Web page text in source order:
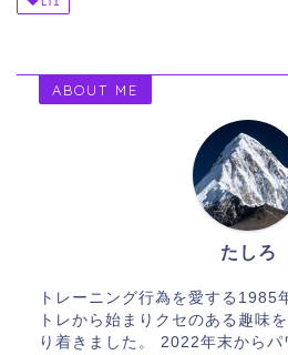
ABOUT ME
たしろ
トレーニング行為を愛する1985
トレから始まりクセのある趣味
り着きました。 2022年末から